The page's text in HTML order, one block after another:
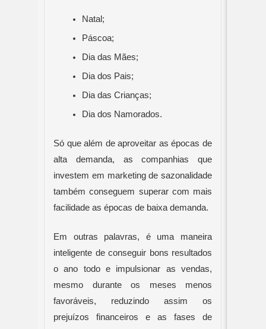
Natal;
Páscoa;
Dia das Mães;
Dia dos Pais;
Dia das Crianças;
Dia dos Namorados.
Só que além de aproveitar as épocas de
alta demanda, as companhias que
investem em marketing de sazonalidade
também conseguem superar com mais
facilidade as épocas de baixa demanda.
Em outras palavras, é uma maneira
inteligente de conseguir bons resultados
o ano todo e impulsionar as vendas,
mesmo durante os meses menos
favoráveis, reduzindo assim os
prejuízos financeiros e as fases de